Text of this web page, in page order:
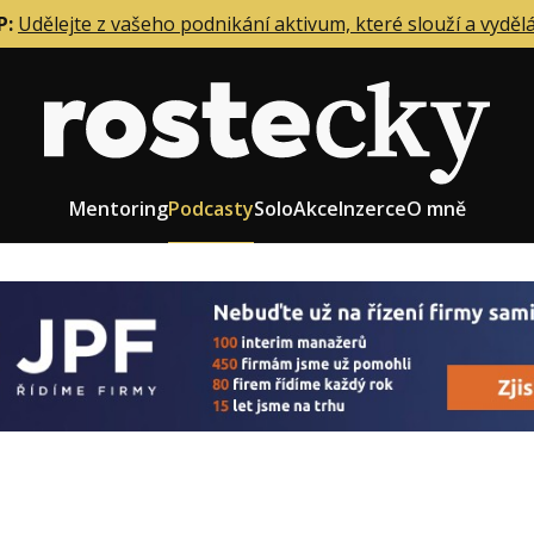
Udělejte z vašeho podnikání aktivum, které slouží a
MentoringPodcastySoloAkceInzerceO mně
firmy
zaměstnanců
Role zakladatele/CEO
Růst firmy